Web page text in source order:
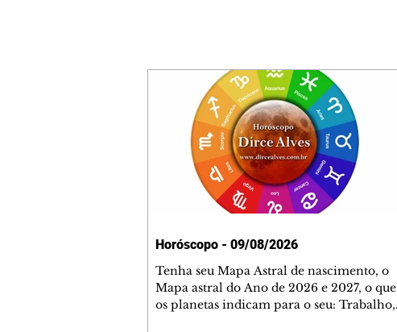
Horóscopo - 09/08/2026
Tenha seu Mapa Astral de nascimento, o
Mapa astral do Ano de 2026 e 2027, o que
os planetas indicam para o seu: Trabalho,